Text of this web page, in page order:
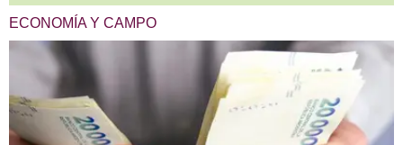
ECONOMÍA Y CAMPO